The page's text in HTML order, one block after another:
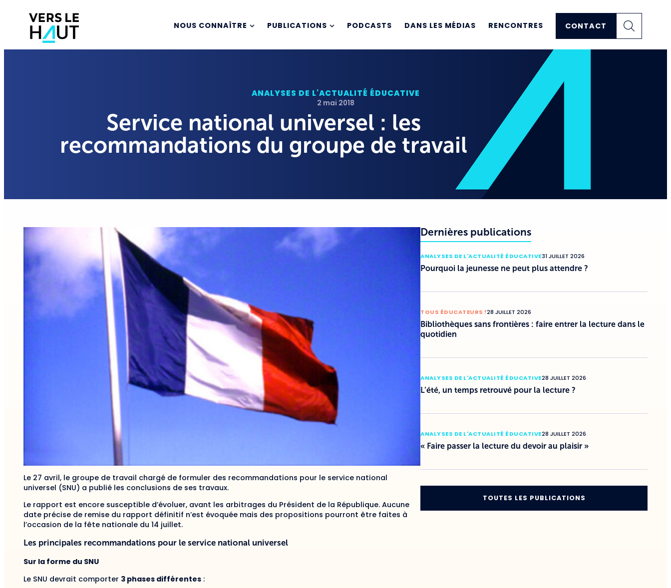
NOUS CONNAÎTRE PUBLICATIONS PODCASTS DANS LES MÉDIAS RENCONTRES CONTACT
ANALYSES DE L'ACTUALITÉ ÉDUCATIVE
2 mai 2018
Service national universel : les
recommandations du groupe de travail
Le 27 avril, le groupe de travail chargé de formuler des recommandations pour le service national
universel (SNU) a publié les conclusions de ses travaux.
Le rapport est encore susceptible d’évoluer, avant les arbitrages du Président de la République. Aucune
date précise de remise du rapport définitif n’est évoquée mais des propositions pourront être faites à
l’occasion de la fête nationale du 14 juillet.
Les principales recommandations pour le service national universel
Sur la forme du SNU
Le SNU devrait comporter 3 phases différentes :
Dernières publications
ANALYSES DE L'ACTUALITÉ ÉDUCATIVE31 JUILLET 2026
Pourquoi la jeunesse ne peut plus attendre ?
TOUS ÉDUCATEURS !28 JUILLET 2026
Bibliothèques sans frontières : faire entrer la lecture dans le
quotidien
ANALYSES DE L'ACTUALITÉ ÉDUCATIVE28 JUILLET 2026
L’été, un temps retrouvé pour la lecture ?
ANALYSES DE L'ACTUALITÉ ÉDUCATIVE28 JUILLET 2026
« Faire passer la lecture du devoir au plaisir »
TOUTES LES PUBLICATIONS